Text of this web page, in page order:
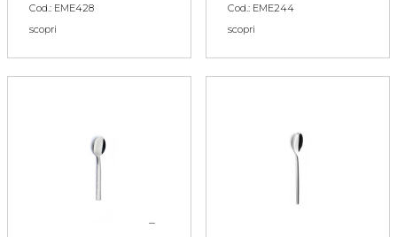
Cod.: EME428
scopri
Cod.: EME244
scopri